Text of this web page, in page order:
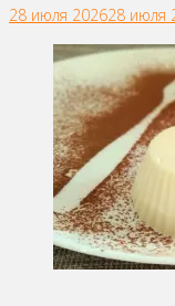
28 июля 202628 июля